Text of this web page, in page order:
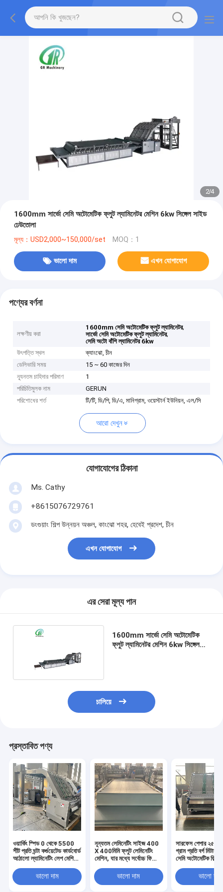
2/4
1600mm সার্ভো সেমি অটোমেটিক ফ্লুট ল্যামিনেটর মেশিন 6kw সিঙ্গেল সাইড
ঢেউতোলা
মূল্য：USD2,000~150,000/set MOQ：1
ভালো দাম এখন যোগাযোগ
পণ্যের বর্ণনা
লক্ষণীয় করা
1600mm সেমি অটোমেটিক ফ্লুট ল্যামিনেটর,
সার্ভো সেমি অটোমেটিক ফ্লুট ল্যামিনেটর,
সেমি অটো বাঁশি ল্যামিনেটর 6kw
উৎপত্তি স্থল
ক্যাংঝো, চীন
ডেলিভারি সময়
15 ~ 60 কাজের দিন
ন্যূনতম চাহিদার পরিমাণ
1
পরিচিতিমুলক নাম
GERUN
পরিশোধের শর্ত
টি/টি, ডি/পি, ডি/এ, মানিগ্রাম, ওয়েস্টার্ন ইউনিয়ন, এল/সি
আরো দেখুন
যোগাযোগের ঠিকানা
Ms. Cathy
+8615076729761
ডংগুয়াং শিল্প উন্নয়ন অঞ্চল, কাংঝো শহর, হেবেই প্রদেশ, চীন
এখন যোগাযোগ
এর সেরা মূল্য পান
1600mm সার্ভো সেমি অটোমেটিক
ফ্লুট ল্যামিনেটর মেশিন 6kw সিঙ্গেল
চালিয়ে
প্রস্তাবিত পণ্য
ওয়ার্কিং স্পিড 0 থেকে 5500
শীট প্রতি ঘন্টা কর্গুয়েটেড কার্ডবোর্ড
আঠালো ল্যামিনেটিং লেপ মেশিন
উত্পাদনের জন্যভালো দাম
নূন্যতম লেমিনেটিং সাইজ 400
X 400মিমি ফ্লুট লেমিনেটিং
মেশিন, যার মধ্যে সর্বোচ্চ ফিডিং
5.45T প্রেসার ক্যাপাসিটি
রয়েছে, যা ভারী কাজের জন্য
ভালো দাম
সারফেস পেপার ২৫০
গ্রাম প্রতি বর্গ মিটার
সেমি অটোমেটিক ফিল্ম
ভালো দাম